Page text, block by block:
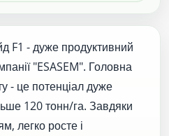
F1 - дуже продуктивний
"ESASEM". Головна
- це потенціал дуже
120 тонн/га. Завдяки
легко росте і